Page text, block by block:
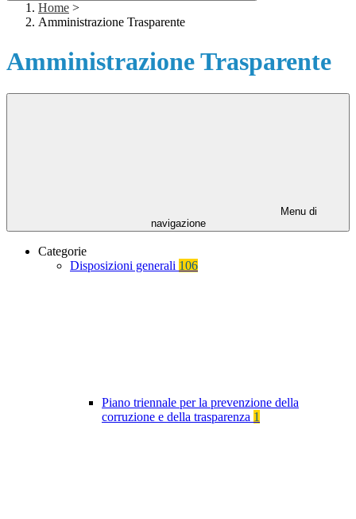
Home >
Amministrazione Trasparente
Amministrazione Trasparente
Menu di
navigazione
Categorie
Disposizioni generali 106
Piano triennale per la prevenzione della
corruzione e della trasparenza 1